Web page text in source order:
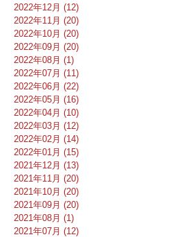
2022年12月 (12)
2022年11月 (20)
2022年10月 (20)
2022年09月 (20)
2022年08月 (1)
2022年07月 (11)
2022年06月 (22)
2022年05月 (16)
2022年04月 (10)
2022年03月 (12)
2022年02月 (14)
2022年01月 (15)
2021年12月 (13)
2021年11月 (20)
2021年10月 (20)
2021年09月 (20)
2021年08月 (1)
2021年07月 (12)